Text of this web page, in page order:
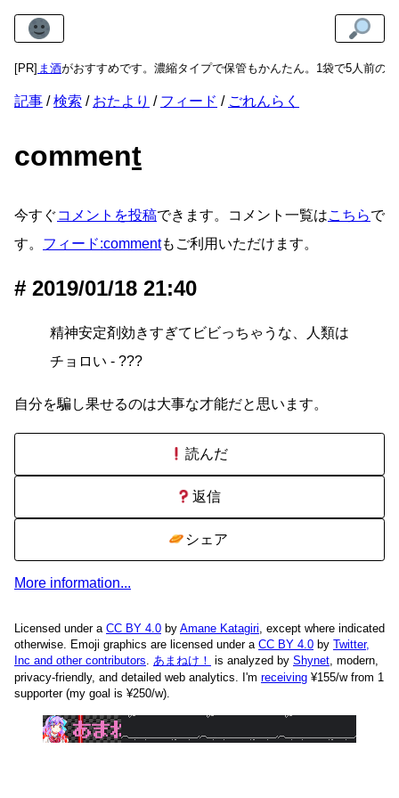
[PR]
りあま酒がおすすめです。濃縮タイプで保管もかんたん。1袋で5人前の
記事 検索 おたより フィード ごれんらく
comment
今すぐコメントを投稿できます。コメント一覧はこちらで
す。 フィード:commentもご利用いただけます。
2019/01/18 21:40
精神安定剤効きすぎてビビっちゃうな、人類は
チョロい - ???
自分を騙し果せるのは大事な才能だと思います。
読んだ
返信
シェア
More information...
Licensed under a CC BY 4.0 by Amane Katagiri, except where indicated
otherwise. Emoji graphics are licensed under a CC BY 4.0 by Twitter,
Inc and other contributors. あまねけ！ is analyzed by Shynet, modern,
privacy-friendly, and detailed web analytics. I'm receiving ¥155/w from 1
supporter (my goal is ¥250/w).